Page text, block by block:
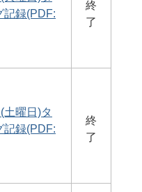
記録(PDF:
終
了
土曜日)タ
記録(PDF:
終
了